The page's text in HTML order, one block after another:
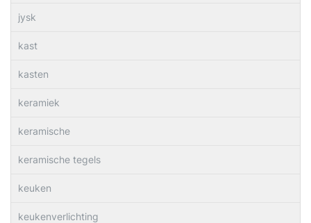
jysk
kast
kasten
keramiek
keramische
keramische tegels
keuken
keukenverlichting